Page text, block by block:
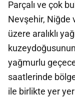
Parçalı ve çok
Nevşehir, Niğde
üzere aralıklı
yağmurlu
saatlerinde
ile birlikte yer